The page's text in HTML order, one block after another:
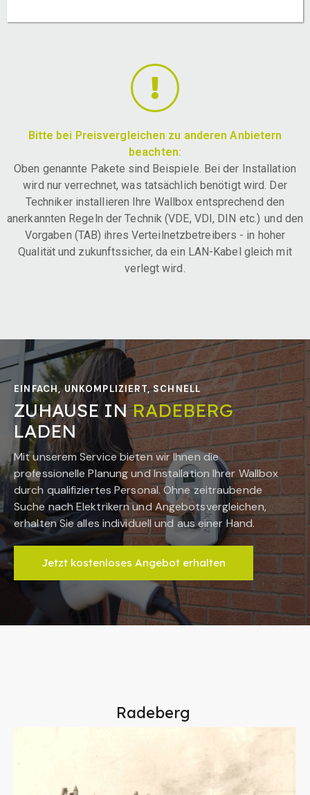
Bitte bei Preisvergleichen zu anderen Anbietern
beachten:
Oben genannte Pakete sind Beispiele. Bei der Installation
wird nur verrechnet, was tatsächlich benötigt wird. Der
Techniker installieren Ihre Wallbox entsprechend den
anerkannten Regeln der Technik (VDE, VDI, DIN etc.) und den
Vorgaben (TAB) ihres Verteilnetzbetreibers - in hoher
Qualität und zukunftssicher, da ein LAN-Kabel gleich mit
verlegt wird.
EINFACH, UNKOMPLIZIERT, SCHNELL
ZUHAUSE INRADEBERG
LADEN
Mit unserem Service bieten wir Ihnen die
professionelle Planung und Installation Ihrer Wallbox
durch qualifiziertes Personal. Ohne zeitraubende
Suche nach Elektrikern und Angebotsvergleichen,
erhalten Sie alles individuell und aus einer Hand.
Jetzt kostenloses Angebot erhalten
Radeberg